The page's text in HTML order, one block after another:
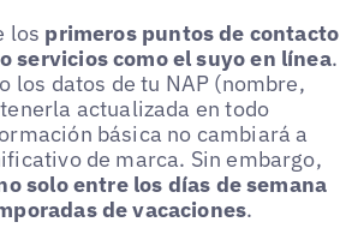
los primeros puntos de contacto
servicios como el suyo en línea.
los datos de tu NAP (nombre,
actualizada en todo
básica no cambiará a
de marca. Sin embargo,
solo entre los días de semana
de vacaciones.